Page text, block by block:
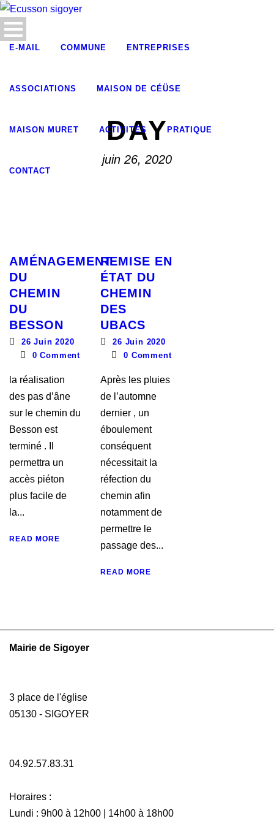
E-MAIL COMMUNE ENTREPRISES
ASSOCIATIONS MAISON DE CÉÜSE
MAISON MURET ACTIVITÉS PRATIQUE
CONTACT
DAY
juin 26, 2020
AMÉNAGEMENT
DU
CHEMIN
DU
BESSON
26 Juin 2020
0Comment
la réalisation
des pas d’âne
sur le chemin du
Besson est
terminé . Il
permettra un
accès piéton
plus facile de
la...
READ MORE
REMISE EN
ÉTAT DU
CHEMIN
DES
UBACS
26 Juin 2020
0 Comment
Après les pluies
de l’automne
dernier , un
éboulement
conséquent
nécessitait la
réfection du
chemin afin
notamment de
permettre le
passage des...
READ MORE
Mairie de Sigoyer
3 place de l'église
05130 - SIGOYER
04.92.57.83.31
Horaires :
Lundi : 9h00 à 12h00 | 14h00 à 18h00